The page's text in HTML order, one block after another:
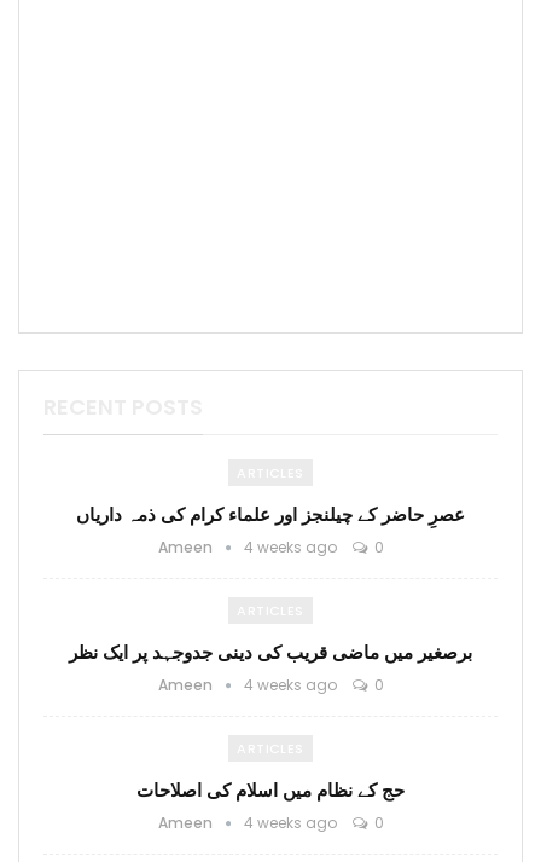
عصرِ حاضر کے چیلنجز اور علماء کرام کی ذمہ داریاں
Ameen 4 weeks ago 0
برصغیر میں ماضی قریب کی دینی جدوجہد پر ایک نظر
Ameen 4 weeks ago 0
حج کے نظام میں اسلام کی اصلاحات
Ameen 4 weeks ago 0